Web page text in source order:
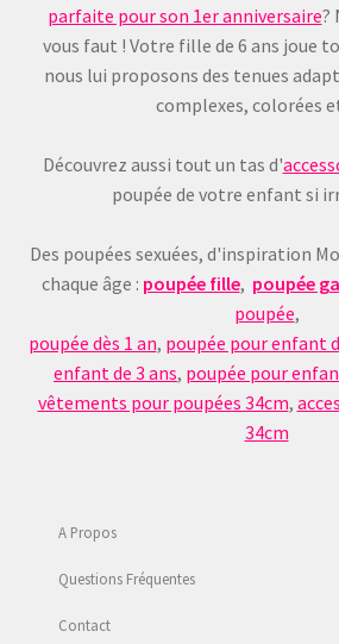
parfaite pour son 1er anniversaire?
vous faut ! Votre fille de 6 ans joue
nous lui proposons des tenues
complexes, colorées
Découvrez aussi tout un tas d'
poupée de votre enfant si
Des poupées sexuées, d'inspiration
chaque âge : poupée fille, poupée
poupée,
poupée dès 1 an, poupée pour enfant
enfant de 3 ans, poupée pour
vêtements pour poupées 34cm,
34cm
A Propos
Questions Fréquentes
Contact